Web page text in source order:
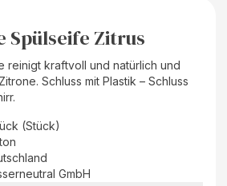
Spülseife Zitrus
reinigt kraftvoll und natürlich und
Schluss mit Plastik – Schluss
(Stück)
GmbH